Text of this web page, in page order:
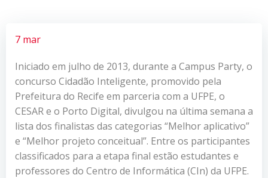
7 mar
Iniciado em julho de 2013, durante a Campus Party, o
concurso Cidadão Inteligente, promovido pela
Prefeitura do Recife em parceria com a UFPE, o
CESAR e o Porto Digital, divulgou na última semana a
lista dos finalistas das categorias “Melhor aplicativo”
e “Melhor projeto conceitual”. Entre os participantes
classificados para a etapa final estão estudantes e
professores do Centro de Informática (CIn) da UFPE.